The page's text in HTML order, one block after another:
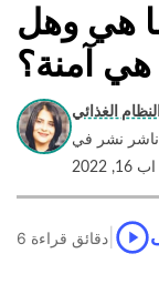
هي وهل
هي آمنة؟
الغذائي
نشر في
اب 16, 2022
6 دقائق قراءة